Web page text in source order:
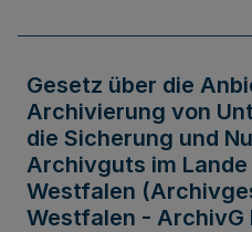
Gesetz über die
Archivierung von
die Sicherung und
Archivguts im
Westfalen
Westfalen - ArchivG